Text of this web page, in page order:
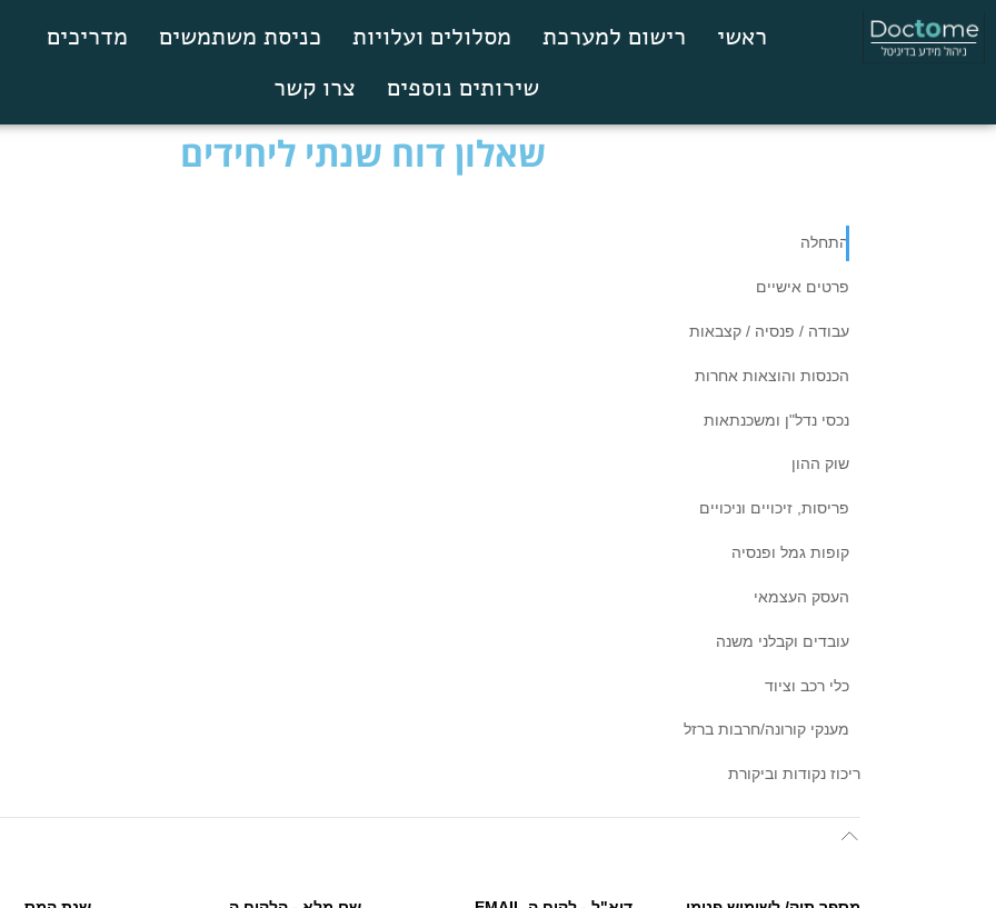
ראשי רישום למערכת מסלולים ועלויות כניסת משתמשים
מדריכים
שירותים נוספים
צרו קשר
שאלון דוח שנתי ליחידים
התחלה
פרטים אישיים
עבודה / פנסיה / קצבאות
הכנסות והוצאות אחרות
נכסי נדל"ן ומשכנתאות
שוק ההון
פריסות, זיכויים וניכויים
קופות גמל ופנסיה
העסק העצמאי
עובדים וקבלני משנה
כלי רכב וציוד
מענקי קורונה/חרבות ברזל
ריכוז נקודות וביקורת